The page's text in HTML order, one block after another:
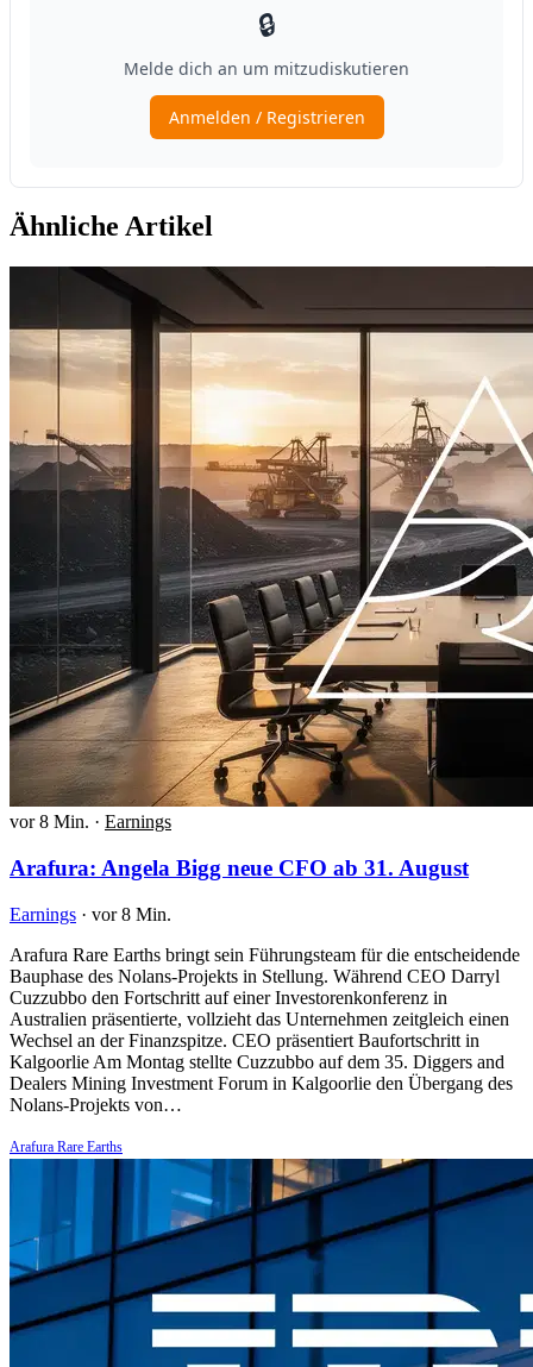
Ähnliche Artikel
vor 8 Min. · Earnings
Arafura: Angela Bigg neue CFO ab 31. August
Earnings · vor 8 Min.
Arafura Rare Earths bringt sein Führungsteam für die entscheidende
Bauphase des Nolans-Projekts in Stellung. Während CEO Darryl
Cuzzubbo den Fortschritt auf einer Investorenkonferenz in
Australien präsentierte, vollzieht das Unternehmen zeitgleich einen
Wechsel an der Finanzspitze. CEO präsentiert Baufortschritt in
Kalgoorlie Am Montag stellte Cuzzubbo auf dem 35. Diggers and
Dealers Mining Investment Forum in Kalgoorlie den Übergang des
Nolans-Projekts von…
Arafura Rare Earths